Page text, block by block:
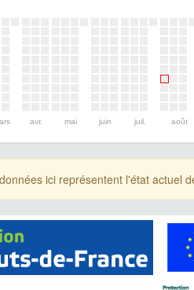
avr. mai juin juil. août
ici représentent l'état actuel